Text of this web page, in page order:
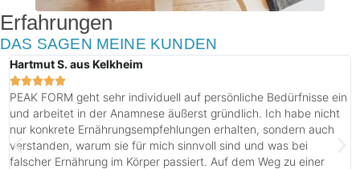
Erfahrungen
DAS SAGEN MEINE KUNDEN
Hartmut S. aus Kelkheim ​

PEAK FORM geht sehr individuell auf persönliche Bedürfnisse ein
und arbeitet in der Anamnese äußerst gründlich. Ich habe nicht
nur konkrete Ernährungsempfehlungen erhalten, sondern auch
verstanden, warum sie für mich sinnvoll sind und was bei
falscher Ernährung im Körper passiert. Auf dem Weg zu einer